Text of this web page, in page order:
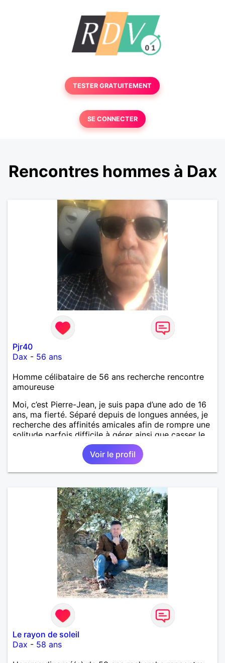
TESTER GRATUITEMENT
SE CONNECTER
Rencontres hommes à Dax
Pjr40
Dax - 56 ans
Homme célibataire de 56 ans recherche rencontre
amoureuse
Moi, c’est Pierre-Jean, je suis papa d’une ado de 16
ans, ma fierté. Séparé depuis de longues années, je
recherche des affinités amicales afin de rompre une
solitude parfois difficile à gérer ainsi que casser le
vague à l’âme. L’amitié reste extrêmement
importante à mes yeux mais peut se décliner en des
sentiments plus puissants. « Le temps fera son
œuvre » disait Arthur Schopenhauer, philosophe
autant être trop locace. Je suis bourré de qualités
avec très peu de défauts. Je suis altruiste,
bienveillant, empathique, attentionné, honnête,
respectueux, doux de caractère et compréhensif : je
laisse « glisser » beaucoup de choses. Mais ne vous
m’éprenez pas Mesdames, si une personne que
j’aime me trahit une fois, il n’y aura pas de seconde
chance et je l’effacerai à « vitam eternam ».
Néanmoins, je suis un tout petit peu maniaque ainsi
qu’impatient. J’essaye de faire des efforts. Rien de
bien dramatique ! Du moins je le pense……Je suis un
homme facile à vivre. À vous si vous le souhaitez,
d’apprendre à me connaître davantage. J’en serai
ravi….A très bientôt je l’espère.
Voir le profil
Le rayon de soleil
Dax - 58 ans